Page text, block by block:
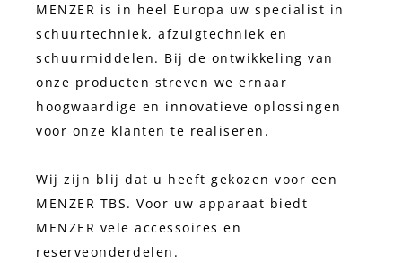
MENZER is in heel Europa uw specialist in
schuurtechniek, afzuigtechniek en
schuurmiddelen. Bij de ontwikkeling van
onze producten streven we ernaar
hoogwaardige en innovatieve oplossingen
voor onze klanten te realiseren.
Wij zijn blij dat u heeft gekozen voor een
MENZER TBS. Voor uw apparaat biedt
MENZER vele accessoires en
reserveonderdelen.